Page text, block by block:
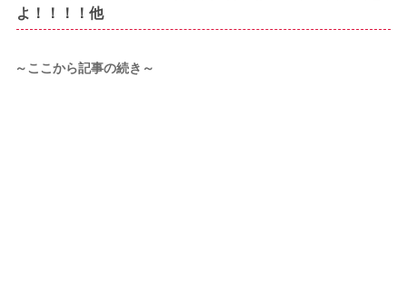
よ！！！！他
～ここから記事の続き～